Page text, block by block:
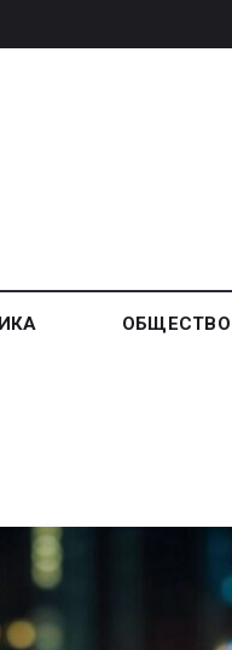
ОБЩЕСТВО